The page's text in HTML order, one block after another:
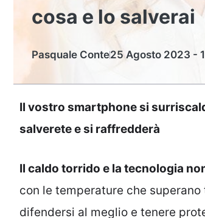
cosa e lo salverai
Pasquale Conte25 Agosto 2023 -
Il vostro smartphone si
salverete e si raffredderà
Il caldo torrido e la tecnologia
con le temperature che
difendersi al meglio e tenere